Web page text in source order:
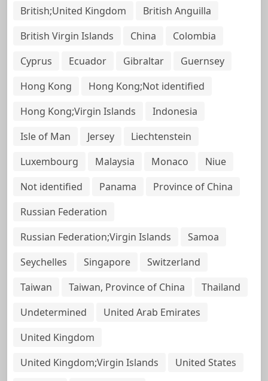
British;United Kingdom
British Anguilla
British Virgin Islands
China
Colombia
Cyprus
Ecuador Gibraltar
Guernsey
Hong Kong
Hong Kong;Not identified
Hong Kong;Virgin Islands
Indonesia
Isle of Man
Jersey
Liechtenstein
Luxembourg
Malaysia Monaco
Niue
Not identified
Panama
Province of China
Russian Federation
Russian Federation;Virgin Islands
Samoa
Seychelles
Singapore
Switzerland
Taiwan
Taiwan, Province of China
Thailand
Undetermined
United Arab Emirates
United Kingdom
United Kingdom;Virgin Islands
United States